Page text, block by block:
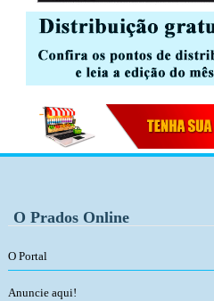
O Prados Online
O Portal
Anuncie aqui!